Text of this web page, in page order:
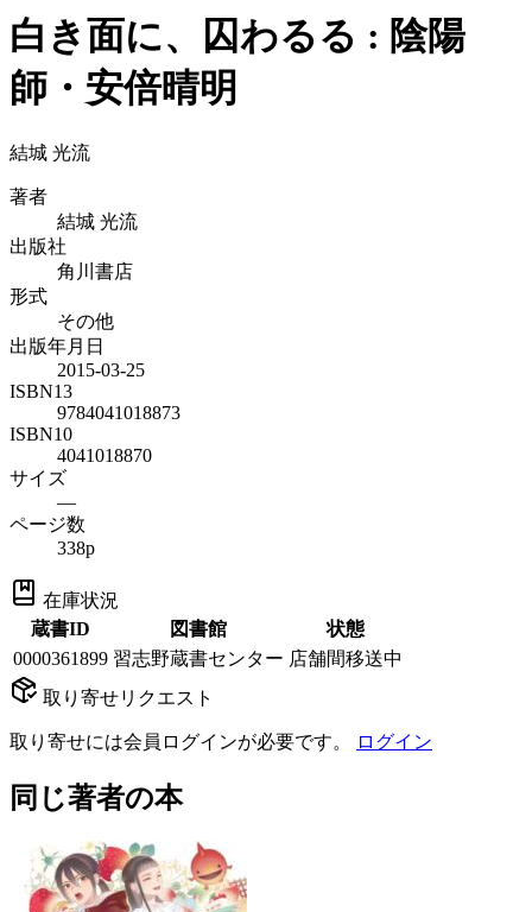
白き面に、囚わるる : 陰陽
師・安倍晴明
結城 光流
著者
結城 光流
出版社
角川書店
形式
その他
出版年月日
2015-03-25
ISBN13
9784041018873
ISBN10
4041018870
サイズ
—
ページ数
338p
在庫状況
蔵書ID
図書館
状態
0000361899 習志野蔵書センター 店舗間移送中
取り寄せリクエスト
取り寄せには会員ログインが必要です。 ログイン
同じ著者の本